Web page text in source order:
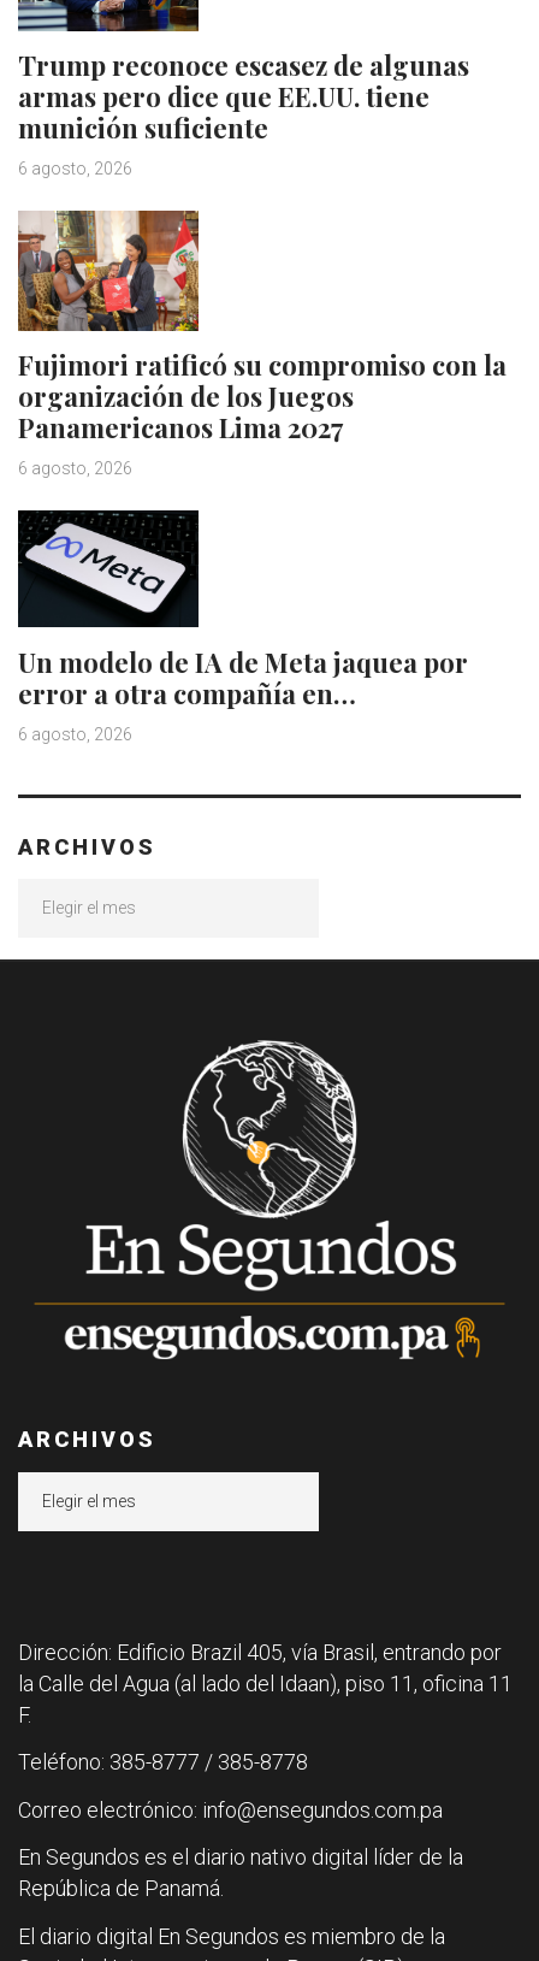
Trump reconoce escasez de algunas
armas pero dice que EE.UU. tiene
munición suficiente
6 agosto, 2026
Fujimori ratificó su compromiso con la
organización de los Juegos
Panamericanos Lima 2027
6 agosto, 2026
Un modelo de IA de Meta jaquea por
error a otra compañía en…
6 agosto, 2026
ARCHIVOS
ARCHIVOS
Dirección: Edificio Brazil 405, vía Brasil, entrando por
la Calle del Agua (al lado del Idaan), piso 11, oficina 11
F.
Teléfono: 385-8777 / 385-8778
Correo electrónico: info@ensegundos.com.pa
En Segundos es el diario nativo digital líder de la
República de Panamá.
El diario digital En Segundos es miembro de la